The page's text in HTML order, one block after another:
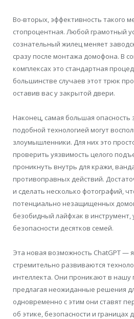
Во-вторых, эффективность такого
стопроцентная. Любой грамотный
сознательный жилец меняет
сразу после монтажа домофона. В
комплексах это стандартная
большинстве случаев этот трюк
оставив вас у закрытой двери.
Наконец, самая большая опасность
подобной технологией могут
злоумышленники. Для них это
проверить уязвимость целого
проникнуть внутрь для кражи,
противоправных действий.
и сделать несколько фотографий,
потенциально незащищенных
безобидный лайфхак в
безопасности десятков семей.
Эта новая возможность ChatGPT —
стремительно развиваются
интеллекта. Они проникают в
предлагая неожиданные решения
одновременно с этим они ставят
об этике, безопасности и границах